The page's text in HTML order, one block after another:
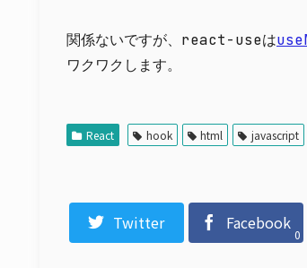
関係ないですが、react-useは
ワクワクします。
React hook html javascript
Twitter
Facebook
0